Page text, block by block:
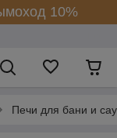
10%
Печи для бани и